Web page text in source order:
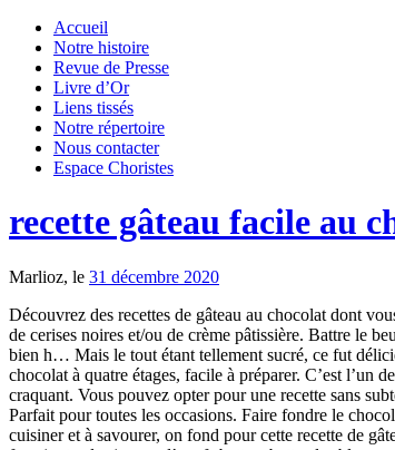
Accueil
Notre histoire
Revue de Presse
Livre d’Or
Liens tissés
Notre répertoire
Nous contacter
Espace Choristes
recette gâteau facile au
Marlioz, le 31 décembre 2020
Découvrez des recettes de gâteau au chocolat dont vous ne pourrez plus vous passer! Faire fondre le chocolat et le beurre séparément au micro-ondes. Cuisine: French. Traditionnellement il est fourré de confiture de cerises noires et/ou de crème pâtissière. Battre le beurre jusqu’à consistance crémeuse. Préchauffer le four à 180°C. Dans un saladier, cassez les oeufs, ajoutez le sucre et fouettez jusqu'à obtenir un mélange bien h… Mais le tout étant tellement sucré, ce fut délicieux <3 Servez-le en … Le gâteau au chocolat en vidéo. Tous droits réservés ©2020 Allrecipes.com, Inc. 3211 utilisateurs ont fait cette recette. Un gâteau au chocolat à quatre étages, facile à préparer. C’est l’un des gâteaux que je fais pour l’anniversaire de ma fille.. La recette par Cuisine Culinaire. Le coeur du gâteau restera plutôt fondant, tandis que le dessus sera craquant. Vous pouvez opter pour une recette sans subterfuge de farine, ecore plus facile, et obtenir un gâteau au chocolat ultra fondant (et assez dense). Portions: 8 personnes. La gourmandise au bout des doigts! Parfait pour toutes les occasions. Faire fondre le chocolat et le beurre séparément au micro-ondes. 4.4 / 5. sur 42 avis 45 min. Mélanger en incorporant 1/2 tasse (125 ml) de brisures de chocolat. Ultra-facile à cuisiner et à savourer, on fond pour cette recette de gâteau au chocolat, préparée avec 5 ingrédients à peine. Pour la mousse au chocolat : faites fondre le chocolat soit au micro-ondes, soit au bain-marie, hors du feu ajoutez les jaunes d’oeufs battus, battez les blancs en neige très ferme en ajoutant le sucre glace, mélangez délicatement le chocolat fondu et les blancs en neige. Le gâteau au chocolat, on en salive juste à y penser… On le présente étagé, aromatisé, en mousse, les variantes sont infinies et toutes aussi succulentes les unes que les autres! Le gâteau choco sans farine ni fécule ni amandes. Voici comment faire un gâteau au chocolat facilement, avec des ingrédients de base. Watch Queue Queue. Certains d'entre vous doivent déjà la connaître, ce gâteau est une bombe. Gâteau rond au chocolat et décoré avec de la noix de coco. Ajouter le cacao, le sucre à glacer, le lait et la vanille. Ce gâteau au chocolat et spéculoos sans cuisson est très facile et rapide à préparer. Son secret ? Le gâteau au chocolat est incontournable ! Descriptif de la recette. Je vous livre ma recette (jadis ultra-secrète :D) DU gâteau au chocolat nappé et moelleux, qui a toujours un succès fou auprès de ceux qui le dégustent.. Pour la préparation,